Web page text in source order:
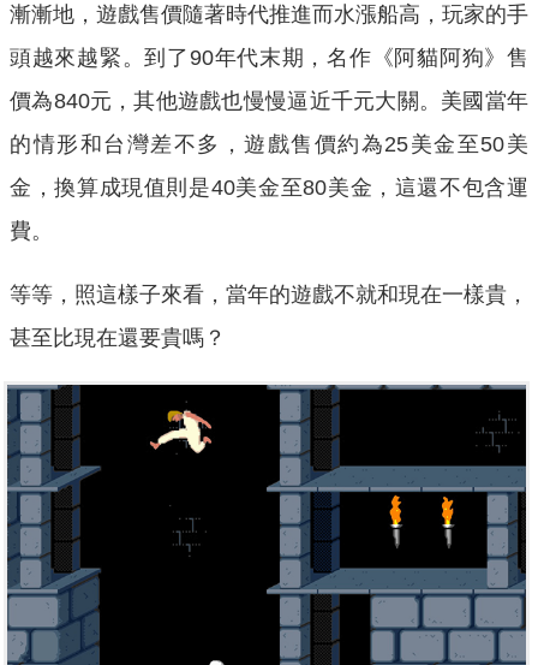
漸漸地，遊戲售價隨著時代推進而水漲船高，玩家的手
頭越來越緊。到了90年代末期，名作《阿貓阿狗》售
價為840元，其他遊戲也慢慢逼近千元大關。美國當年
的情形和台灣差不多，遊戲售價約為25美金至50美
金，換算成現值則是40美金至80美金，這還不包含運
費。
等等，照這樣子來看，當年的遊戲不就和現在一樣貴，
甚至比現在還要貴嗎？